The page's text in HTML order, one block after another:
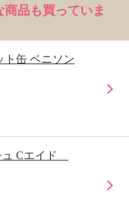
品も買っていま
ト缶 ベニソン
ュ Cエイド